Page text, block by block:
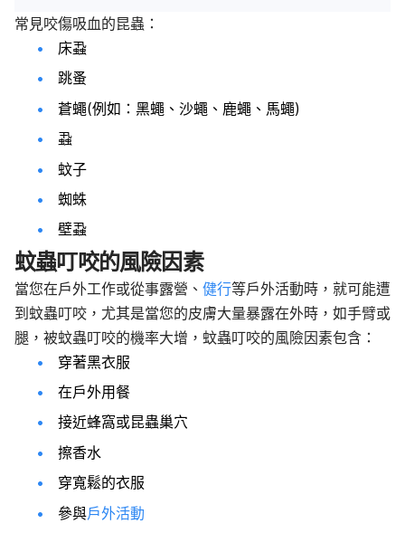
常見咬傷吸血的昆蟲：
床蝨
跳蚤
蒼蠅(例如：黑蠅、沙蠅、鹿蠅、馬蠅)
蝨
蚊子
蜘蛛
壁蝨
蚊蟲叮咬的風險因素
當您在戶外工作或從事露營、 健行等戶外活動時，就可能遭
到蚊蟲叮咬，尤其是當您的皮膚大量暴露在外時，如手臂或
腿，被蚊蟲叮咬的機率大增，蚊蟲叮咬的風險因素包含：
穿著黑衣服
在戶外用餐
接近蜂窩或昆蟲巢穴
擦香水
穿寬鬆的衣服
參與戶外活動